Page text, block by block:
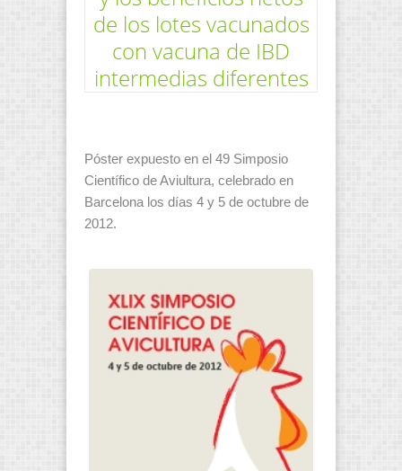
de los lotes vacunados
con vacuna de IBD
intermedias diferentes
Póster expuesto en el 49 Simposio
Científico de Aviultura, celebrado en
Barcelona los días 4 y 5 de octubre de
2012.